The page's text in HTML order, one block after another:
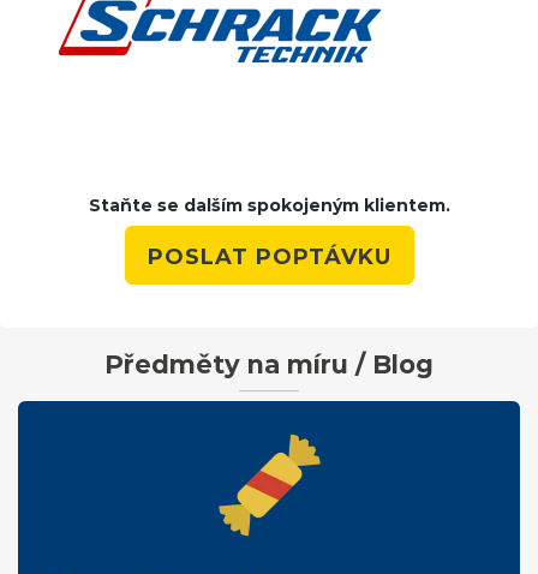
Staňte se dalším spokojeným klientem.
POSLAT POPTÁVKU
Předměty na míru / Blog